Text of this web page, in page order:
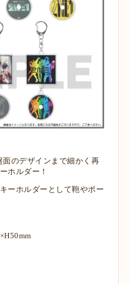
のデザインまで細かく再
ホルダー！
ーホルダーとして鞄やポー